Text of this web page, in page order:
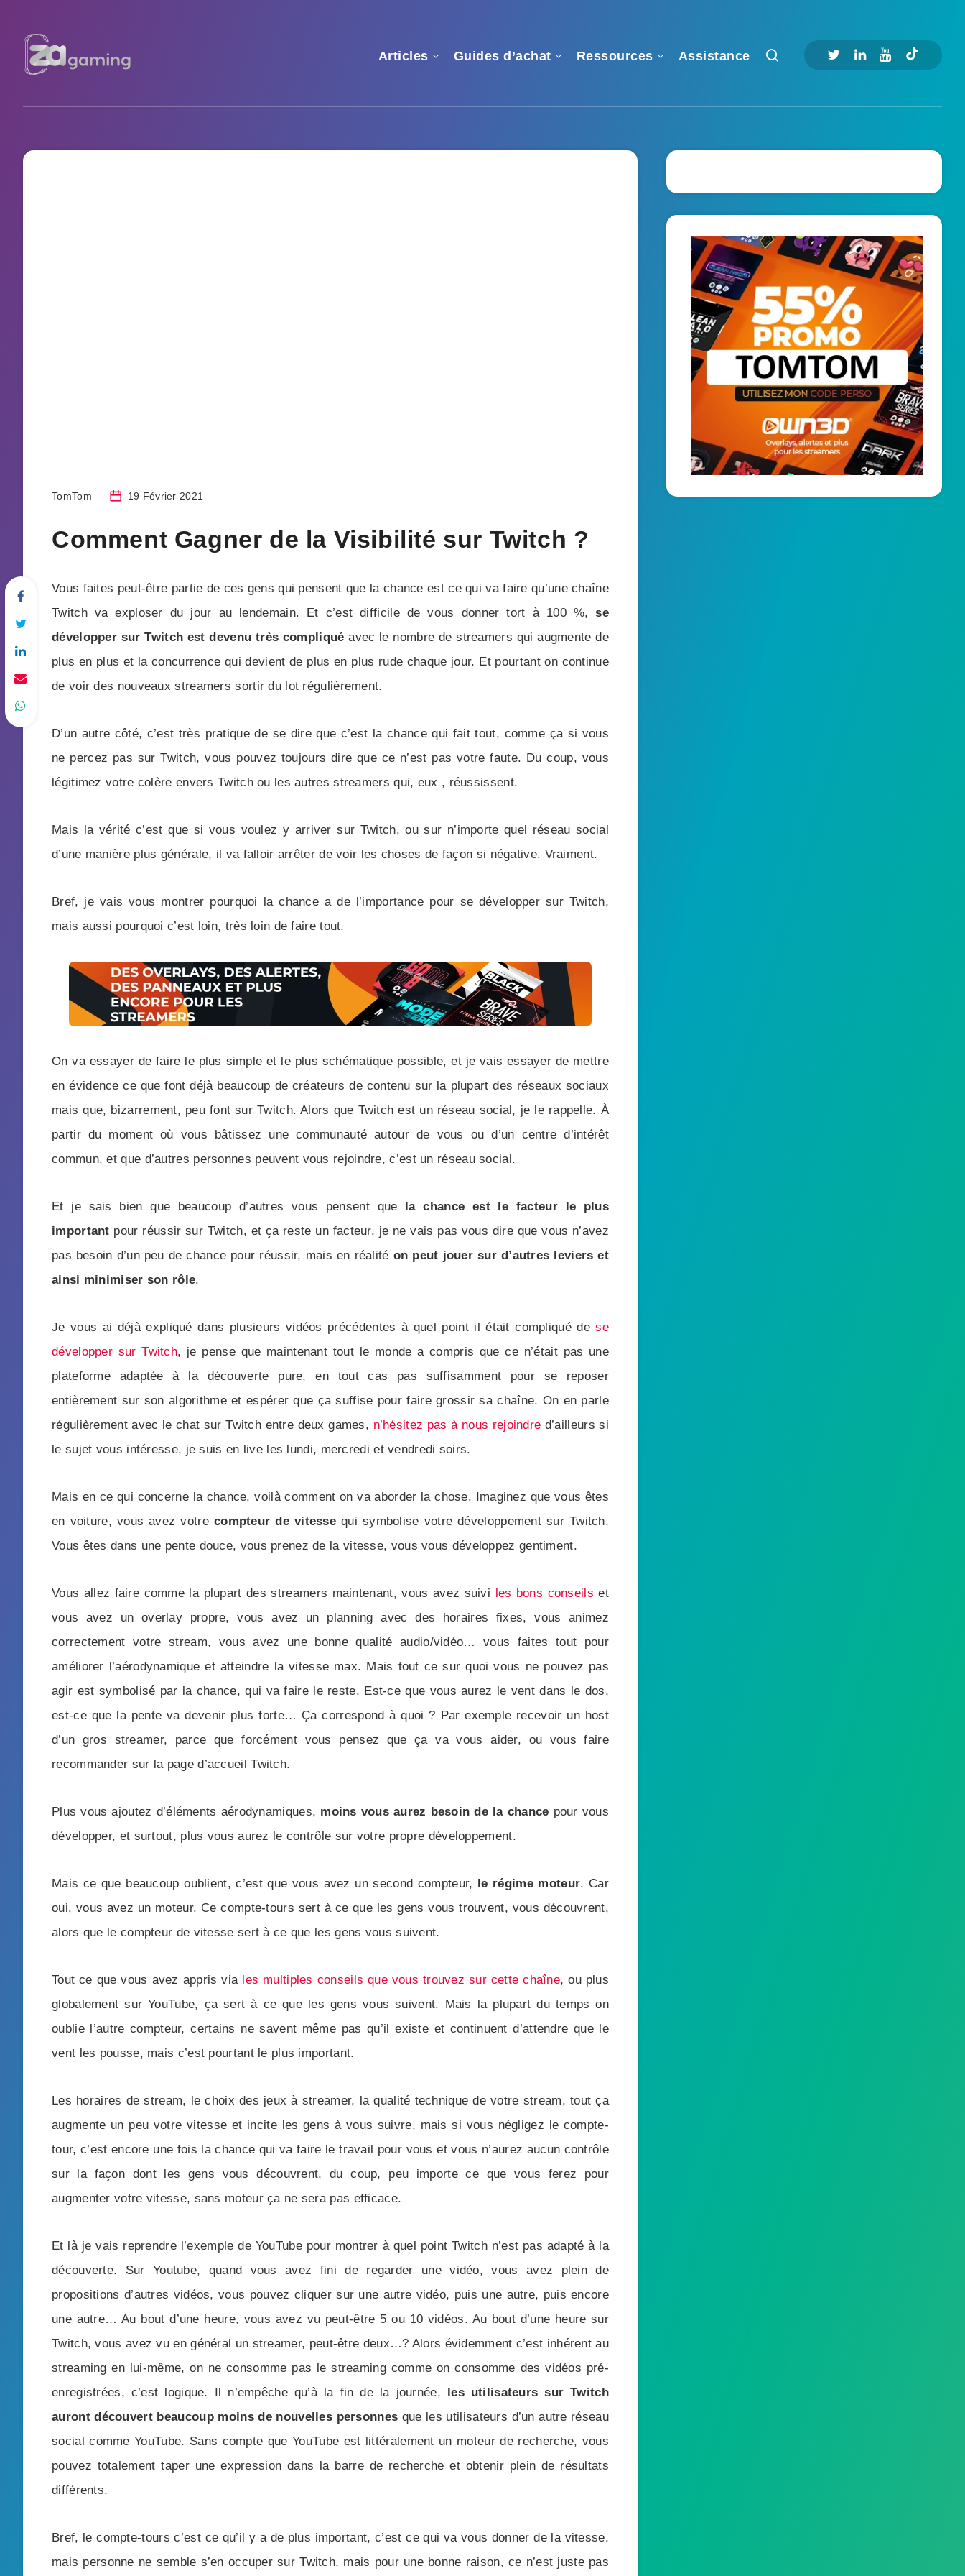
Articles Guides d’achat Ressources Assistance
TomTom 19 Février 2021
Comment Gagner de la Visibilité sur Twitch ?
Vous faites peut-être partie de ces gens qui pensent que la chance est ce qui va faire qu’une chaîne
Twitch va exploser du jour au lendemain. Et c’est difficile de vous donner tort à 100 %,se
développer sur Twitch est devenu très compliqué avec le nombre de streamers qui augmente de
plus en plus et la concurrence qui devient de plus en plus rude chaque jour. Et pourtant on continue
de voir des nouveaux streamers sortir du lot régulièrement.
D’un autre côté, c’est très pratique de se dire que c’est la chance qui fait tout, comme ça si vous
ne percez pas sur Twitch, vous pouvez toujours dire que ce n’est pas votre faute. Du coup, vous
légitimez votre colère envers Twitch ou les autres streamers qui, eux , réussissent.
Mais la vérité c’est que si vous voulez y arriver sur Twitch, ou sur n’importe quel réseau social
d’une manière plus générale, il va falloir arrêter de voir les choses de façon si négative. Vraiment.
Bref, je vais vous montrer pourquoi la chance a de l’importance pour se développer sur Twitch,
mais aussi pourquoi c’est loin, très loin de faire tout.
On va essayer de faire le plus simple et le plus schématique possible, et je vais essayer de mettre
en évidence ce que font déjà beaucoup de créateurs de contenu sur la plupart des réseaux sociaux
mais que, bizarrement, peu font sur Twitch. Alors que Twitch est un réseau social, je le rappelle. À
partir du moment où vous bâtissez une communauté autour de vous ou d’un centre d’intérêt
commun, et que d’autres personnes peuvent vous rejoindre, c’est un réseau social.
Et je sais bien que beaucoup d’autres vous pensent que la chance est le facteur le plus
important pour réussir sur Twitch, et ça reste un facteur, je ne vais pas vous dire que vous n’avez
pas besoin d’un peu de chance pour réussir, mais en réalité on peut jouer sur d’autres leviers et
ainsi minimiser son rôle.
Je vous ai déjà expliqué dans plusieurs vidéos précédentes à quel point il était compliqué dese
développer sur Twitch, je pense que maintenant tout le monde a compris que ce n’était pas une
plateforme adaptée à la découverte pure, en tout cas pas suffisamment pour se reposer
entièrement sur son algorithme et espérer que ça suffise pour faire grossir sa chaîne. On en parle
régulièrement avec le chat sur Twitch entre deux games, n’hésitez pas à nous rejoindre d’ailleurs si
le sujet vous intéresse, je suis en live les lundi, mercredi et vendredi soirs.
Mais en ce qui concerne la chance, voilà comment on va aborder la chose. Imaginez que vous êtes
en voiture, vous avez votre compteur de vitesse qui symbolise votre développement sur Twitch.
Vous êtes dans une pente douce, vous prenez de la vitesse, vous vous développez gentiment.
Vous allez faire comme la plupart des streamers maintenant, vous avez suivi les bons conseils et
vous avez un overlay propre, vous avez un planning avec des horaires fixes, vous animez
correctement votre stream, vous avez une bonne qualité audio/vidéo… vous faites tout pour
améliorer l’aérodynamique et atteindre la vitesse max. Mais tout ce sur quoi vous ne pouvez pas
agir est symbolisé par la chance, qui va faire le reste. Est-ce que vous aurez le vent dans le dos,
est-ce que la pente va devenir plus forte… Ça correspond à quoi ? Par exemple recevoir un host
d’un gros streamer, parce que forcément vous pensez que ça va vous aider, ou vous faire
recommander sur la page d’accueil Twitch.
Plus vous ajoutez d’éléments aérodynamiques, moins vous aurez besoin de la chance pour vous
développer, et surtout, plus vous aurez le contrôle sur votre propre développement.
Mais ce que beaucoup oublient, c’est que vous avez un second compteur, le régime moteur. Car
oui, vous avez un moteur. Ce compte-tours sert à ce que les gens vous trouvent, vous découvrent,
alors que le compteur de vitesse sert à ce que les gens vous suivent.
Tout ce que vous avez appris via les multiples conseils que vous trouvez sur cette chaîne, ou plus
globalement sur YouTube, ça sert à ce que les gens vous suivent. Mais la plupart du temps on
oublie l’autre compteur, certains ne savent même pas qu’il existe et continuent d’attendre que le
vent les pousse, mais c’est pourtant le plus important.
Les horaires de stream, le choix des jeux à streamer, la qualité technique de votre stream, tout ça
augmente un peu votre vitesse et incite les gens à vous suivre, mais si vous négligez le compte-
tour, c’est encore une fois la chance qui va faire le travail pour vous et vous n’aurez aucun contrôle
sur la façon dont les gens vous découvrent, du coup, peu importe ce que vous ferez pour
augmenter votre vitesse, sans moteur ça ne sera pas efficace.
Et là je vais reprendre l’exemple de YouTube pour montrer à quel point Twitch n’est pas adapté à la
découverte. Sur Youtube, quand vous avez fini de regarder une vidéo, vous avez plein de
propositions d’autres vidéos, vous pouvez cliquer sur une autre vidéo, puis une autre, puis encore
une autre… Au bout d’une heure, vous avez vu peut-être 5 ou 10 vidéos. Au bout d’une heure sur
Twitch, vous avez vu en général un streamer, peut-être deux…? Alors évidemment c’est inhérent au
streaming en lui-même, on ne consomme pas le streaming comme on consomme des vidéos pré-
enregistrées, c’est logique. Il n’empêche qu’à la fin de la journée, les utilisateurs sur Twitch
auront découvert beaucoup moins de nouvelles personnes que les utilisateurs d’un autre réseau
social comme YouTube. Sans compte que YouTube est littéralement un moteur de recherche, vous
pouvez totalement taper une expression dans la barre de recherche et obtenir plein de résultats
différents.
Bref, le compte-tours c’est ce qu’il y a de plus important, c’est ce qui va vous donner de la vitesse,
mais personne ne semble s’en occuper sur Twitch, mais pour une bonne raison, ce n’est juste pas